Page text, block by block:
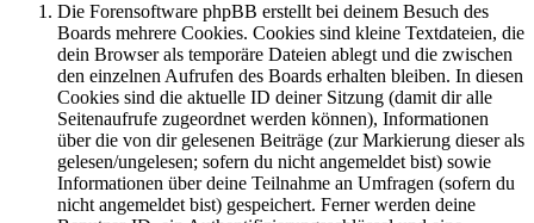
Die Forensoftware phpBB erstellt bei deinem Besuch des
Boards mehrere Cookies. Cookies sind kleine Textdateien, die
dein Browser als temporäre Dateien ablegt und die zwischen
den einzelnen Aufrufen des Boards erhalten bleiben. In diesen
Cookies sind die aktuelle ID deiner Sitzung (damit dir alle
Seitenaufrufe zugeordnet werden können), Informationen
über die von dir gelesenen Beiträge (zur Markierung dieser als
gelesen/ungelesen; sofern du nicht angemeldet bist) sowie
Informationen über deine Teilnahme an Umfragen (sofern du
nicht angemeldet bist) gespeichert. Ferner werden deine